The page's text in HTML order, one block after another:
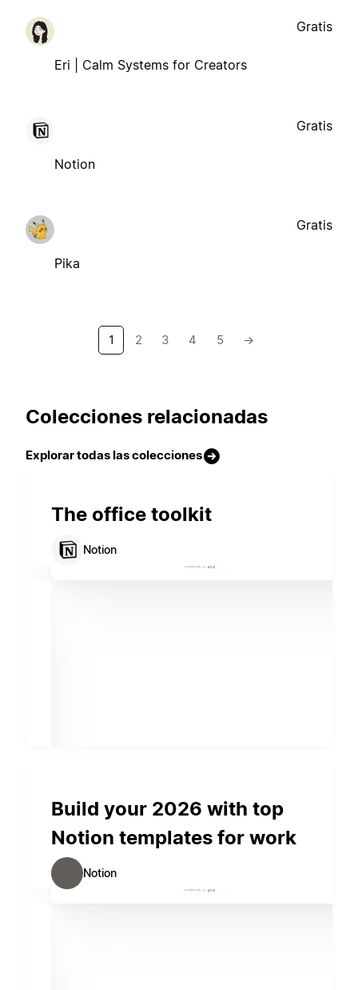
Eri | Calm Systems for Creators
Gratis
Notion
Gratis
Pika
Gratis
1 2 3 4 5 →
Colecciones relacionadas
Explorar todas las colecciones
The office toolkit
Notion
Build your 2026 with top
Notion templates for work
Notion